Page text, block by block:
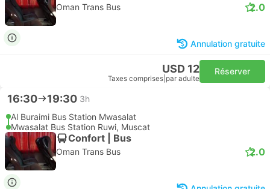
Oman Trans Bus 2.0
Annulation gratuite
USD 12
Taxes comprises par adulte
Réserver
16:30 19:30 3h
Al Buraimi Bus Station Mwasalat
Mwasalat Bus Station Ruwi, Muscat
Confort | Bus
Oman Trans Bus 2.0